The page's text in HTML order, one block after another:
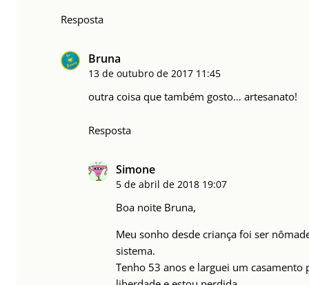
Resposta
Bruna
13 de outubro de 2017 11:45
outra coisa que também gosto… artesanato!
Resposta
Simone
5 de abril de 2018 19:07
Boa noite Bruna,
Meu sonho desde criança foi ser
sistema.
Tenho 53 anos e larguei um casamento